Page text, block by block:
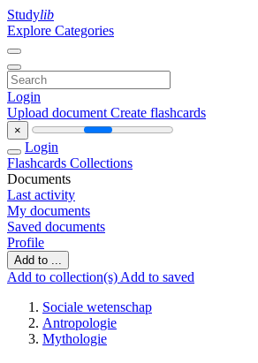
Studylib
Explore Categories
Login
Upload document Create flashcards
×
Login
Flashcards Collections
Documents
Last activity
My documents
Saved documents
Profile
Add to ...
Add to collection(s) Add to saved
Sociale wetenschap
Antropologie
Mythologie